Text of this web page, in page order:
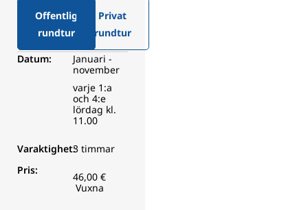
Offentlig
rundtur
Privat
rundtur
Datum:
Januari -
november
varje 1:a
och 4:e
lördag kl.
11.00
Varaktighet:3 timmar
Pris:
46,00 €
Vuxna